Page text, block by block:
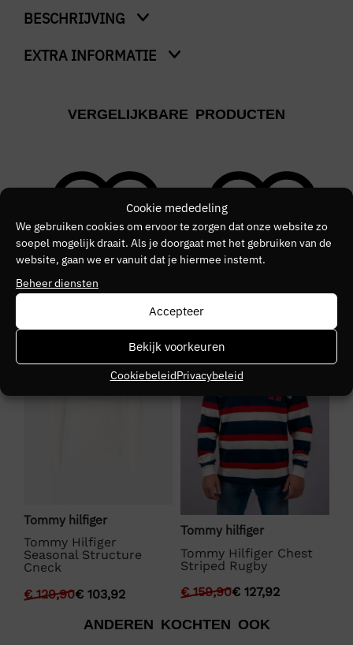
Cookie mededeling
We gebruiken cookies om ervoor te zorgen dat onze website zo
soepel mogelijk draait. Als je doorgaat met het gebruiken van de
website, gaan we er vanuit dat je hiermee instemt.
Beheer diensten
Accepteer
Bekijk voorkeuren
CookiebeleidPrivacybeleid
BESCHRIJVING
Seasonal Structure Cneck
EXTRA INFORMATIE
Blauw
Tommy Hilfiger
30
Kleurgroep
c1g
VERGELIJKBARE PRODUCTEN
Tommy hilfiger
Tommy Hilfiger
Seasonal Structure
Cneck
€129,90€ 103,92
SALE
Tommy hilfiger
Tommy Hilfiger Chest
Striped Rugby
€159,90€ 127,92
ANDEREN KOCHTEN OOK